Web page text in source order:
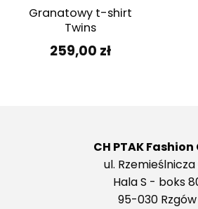
Granatowy t-shirt
Twins
259,00 zł
CH PTAK
ul. Rzemieślnicza
Hala S - boks
95-030 Rzgów